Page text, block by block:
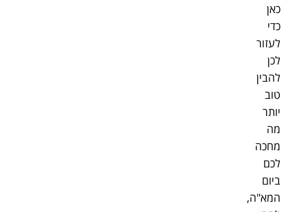
כאן
כדי
לעזור
לכן
להבין
טוב
יותר
מה
מחכה
לכם
ביום
המא"ה,